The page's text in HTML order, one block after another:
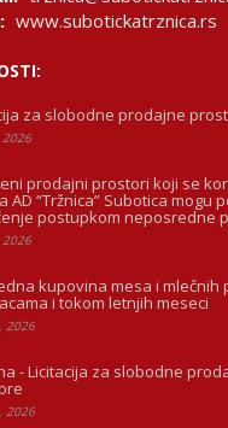
www.subotickatrznica.rs
za slobodne prodajne
2026
prodajni prostori koji se
AD “Tržnica” Subotica mogu
postupkom neposredne
2026
kupovina mesa i mlečnih
i tokom letnjih meseci
2026
- Licitacija za slobodne
2026